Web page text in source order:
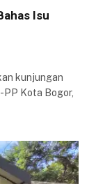
Isu
kunjungan
Kota Bogor,